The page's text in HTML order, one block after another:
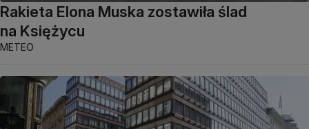
Rakieta Elona Muska zostawiła ślad
na Księżycu
METEO